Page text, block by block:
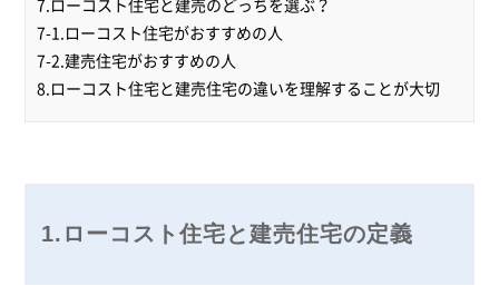
7-1.ローコスト住宅がおすすめの人
7-2.建売住宅がおすすめの人
8.ローコスト住宅と建売住宅の違いを理解することが大切
1.ローコスト住宅と建売住宅の定義